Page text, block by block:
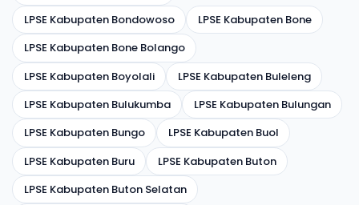
LPSE Kabupaten Bondowoso
LPSE Kabupaten Bone
LPSE Kabupaten Bone Bolango
LPSE Kabupaten Boyolali
LPSE Kabupaten Buleleng
LPSE Kabupaten Bulukumba
LPSE Kabupaten Bulungan
LPSE Kabupaten Bungo
LPSE Kabupaten Buol
LPSE Kabupaten Buru
LPSE Kabupaten Buton
LPSE Kabupaten Buton Selatan